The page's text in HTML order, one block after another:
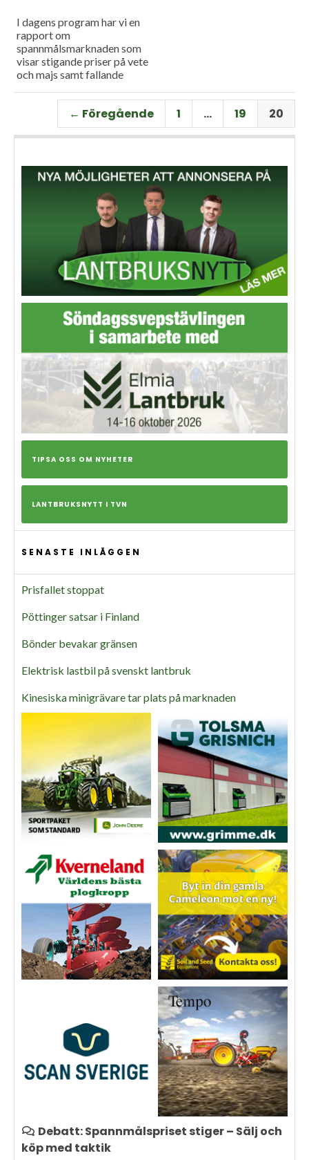
I dagens program har vi en
rapport om
spannmålsmarknaden som
visar stigande priser på vete
och majs samt fallande
premiär för vårt
måndagsprogram med en
längre intervju med Erik
Stjerndahl vd för HIR Skåne,
fältdagar.
← Föregående 1 … 19 20
TIPSA OSS OM NYHETER
LANTBRUKSNYTT I TVN
SENASTE INLÄGGEN
Prisfallet stoppat
Pöttinger satsar i Finland
Bönder bevakar gränsen
Elektrisk lastbil på svenskt lantbruk
Kinesiska minigrävare tar plats på marknaden
Debatt: Spannmålspriset stiger – Sälj och
köp med taktik